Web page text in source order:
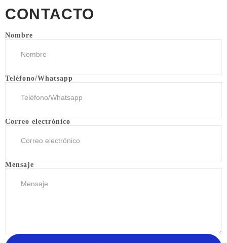
CONTACTO
Nombre
Teléfono/Whatsapp
Correo electrónico
Mensaje